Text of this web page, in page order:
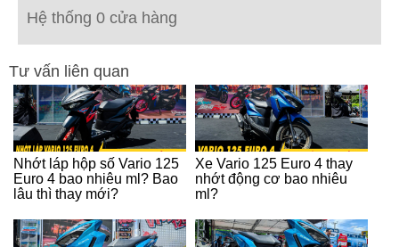
Hệ thống 0 cửa hàng
Tư vấn liên quan
Nhớt láp hộp số Vario 125
Euro 4 bao nhiêu ml? Bao
lâu thì thay mới?
Xe Vario 125 Euro 4 thay
nhớt động cơ bao nhiêu
ml?